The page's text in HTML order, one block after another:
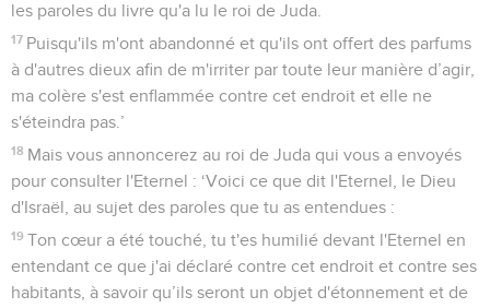
les paroles du livre qu'a lu le roi de Juda.
17 Puisqu'ils m'ont abandonné et qu'ils ont offert des parfums
à d'autres dieux afin de m'irriter par toute leur manière d’agir,
ma colère s'est enflammée contre cet endroit et elle ne
s'éteindra pas.’
18 Mais vous annoncerez au roi de Juda qui vous a envoyés
pour consulter l'Eternel : ‘Voici ce que dit l'Eternel, le Dieu
d'Israël, au sujet des paroles que tu as entendues :
19 Ton cœur a été touché, tu t'es humilié devant l'Eternel en
entendant ce que j'ai déclaré contre cet endroit et contre ses
habitants, à savoir qu’ils seront un objet d'étonnement et de